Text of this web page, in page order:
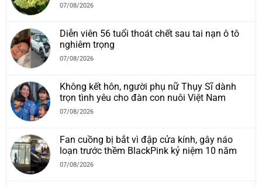
07/08/2026
Diễn viên 56 tuổi thoát chết sau tai nạn ô tô
nghiêm trọng
07/08/2026
Không kết hôn, người phụ nữ Thụy Sĩ dành
trọn tình yêu cho đàn con nuôi Việt Nam
07/08/2026
Fan cuồng bị bắt vì đập cửa kính, gây náo
loạn trước thềm BlackPink kỷ niệm 10 năm
07/08/2026